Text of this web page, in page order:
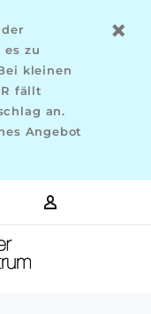
es zu
kleinen
fällt
an.
Angebot